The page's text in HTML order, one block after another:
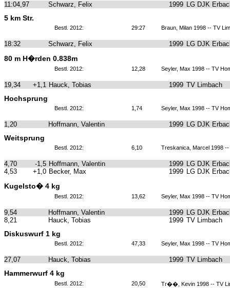
11:04,97 Schwarz, Felix 1999 LG DJK
5 km Str.
Bestl. 2012: 29:27 Braun, Milan 1998 -- TV
18:32 Schwarz, Felix 1999 LG DJK
80 m H�rden 0.838m
Bestl. 2012: 12,28 Seyler, Max 1998 -- TV
19,34 +1,1 Hauck, Tobias 1999 TV Limbach
Hochsprung
Bestl. 2012: 1,74 Seyler, Max 1998 -- TV
1,20 Hoffmann, Valentin 1999 LG DJK
Weitsprung
Bestl. 2012: 6,10 Treskanica, Marcel 1998
4,70 -1,5 Hoffmann, Valentin 1999 LG DJK
4,53
+1,0 Becker, Max 1999 LG DJK
Kugelsto� 4 kg
Bestl. 2012: 13,62 Seyler, Max 1998 -- TV
9,54 Hoffmann, Valentin 1999 LG DJK
8,21
Hauck, Tobias 1999 TV Limbach
Diskuswurf 1 kg
Bestl. 2012: 47,33 Seyler, Max 1998 -- TV
27,07 Hauck, Tobias 1999 TV Limbach
Hammerwurf 4 kg
Bestl. 2012: 20,50 Tr��, Kevin 1998 -- TV